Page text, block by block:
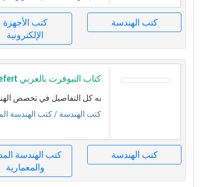
كتب الهندسة
كتب الأجهزة
الإلكترونية
كتاب النيوفرت بالعربي nuefert
به كل التفاصيل في تخصص
كتب الهندسة / كتب الهندسة
كتب الهندسة
كتب الهندسة
والمعمارية